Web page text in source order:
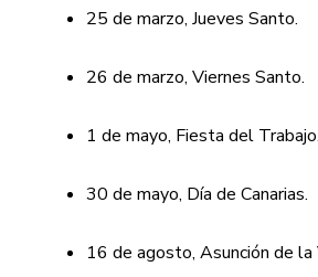
25 de marzo, Jueves Santo.
26 de marzo, Viernes Santo.
1 de mayo, Fiesta del Trabajo.
30 de mayo, Día de Canarias.
16 de agosto, Asunción de la